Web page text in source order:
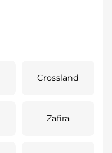
Crossland
Zafira